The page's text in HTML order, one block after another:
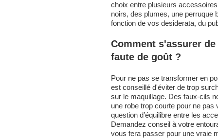
choix entre plusieurs
noirs, des plumes, une perruque
fonction de vos desiderata, du
Comment s'assurer
faute de goût ?
Pour ne pas se transformer en
est conseillé d'éviter de trop
sur le maquillage. Des faux-cils
une robe trop courte pour ne
question d’équilibre entre les
Demandez conseil à votre
vous fera passer pour une vraie